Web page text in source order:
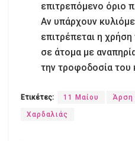
επιτρεπόμενο όριο
Αν υπάρχουν
επιτρέπεται η
σε άτομα με
την τροφοδοσία του
Ετικέτες: 11 Μαίου Άρση
Χαρδαλιάς